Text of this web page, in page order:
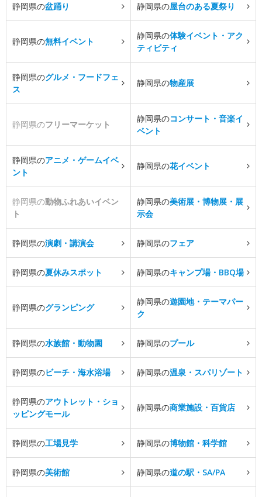
静岡県の盆踊り 静岡県の屋台のある夏祭り
静岡県の無料イベント
静岡県の体験イベント・アク
ティビティ
静岡県のグルメ・フードフェ
ス
静岡県の物産展
静岡県のフリーマーケット
静岡県のコンサート・音楽イ
ベント
静岡県のアニメ・ゲームイベ
ント
静岡県の花イベント
静岡県の動物ふれあいイベン
ト
静岡県の美術展・博物展・展
示会
静岡県の演劇・講演会 静岡県のフェア
静岡県の夏休みスポット 静岡県のキャンプ場・BBQ場
静岡県のグランピング
静岡県の遊園地・テーマパー
ク
静岡県の水族館・動物園 静岡県のプール
静岡県のビーチ・海水浴場 静岡県の温泉・スパリゾート
静岡県のアウトレット・ショ
ッピングモール
静岡県の商業施設・百貨店
静岡県の工場見学 静岡県の博物館・科学館
静岡県の美術館 静岡県の道の駅・SA/PA